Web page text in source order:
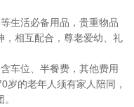
生活必备用品，贵重物品
，相互配合，尊老爱幼、礼
车位、半餐费，其他费用
岁的老年人须有家人陪同，